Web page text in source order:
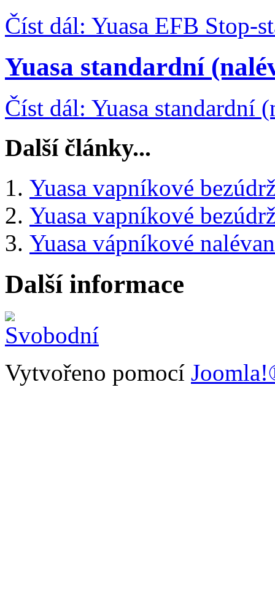
Číst dál: Yuasa EFB Stop-
Yuasa standardní
Číst dál: Yuasa standardní
Další články...
Yuasa vapníkové
Yuasa vapníkové
Yuasa vápníkové
Další informace
Vytvořeno pomocí